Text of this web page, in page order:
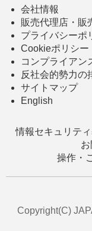
会社情報
販売代理店・販
プライバシーポ
Cookieポリシー
コンプライアン
反社会的勢力の
サイトマップ
English
情報セキュリテ
操作・
Copyright(C)